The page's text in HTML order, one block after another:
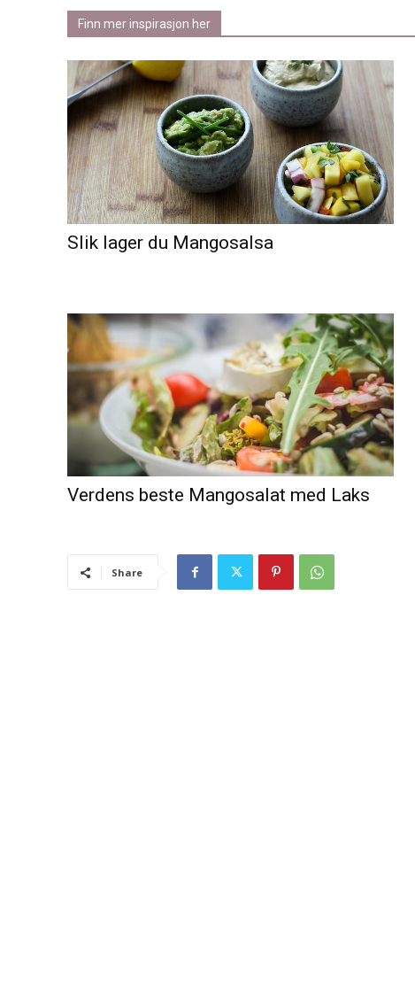
Finn mer inspirasjon her
Slik lager du Mangosalsa
Verdens beste Mangosalat med Laks
Share